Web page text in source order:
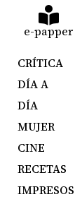
e-papper
CRÍTICA
DÍA A
DÍA
MUJER
CINE
RECETAS
IMPRESOS